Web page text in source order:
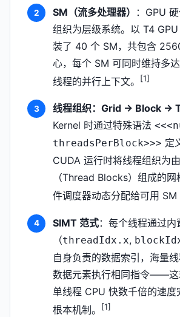
SM（流多处理器）
：GPU
组织为层级系统。以 T4
装了 40 个 SM，共包含
心，每个 SM 可同时维持多
线程的并行上下文。
[1]
线程组织：Grid → Block →
Kernel 时通过特殊语法
threadsPerBlock>>> 定
CUDA 运行时将线程组织为
（Thread Blocks）组成的
件调度器动态分配给可用 SM
SIMT 范式：每个线程通过内
（threadIdx.x,
自身负责的数据索引，海量
数据元素执行相同指令——这
单线程 CPU 快数千倍的速度
根本机制。
[1]